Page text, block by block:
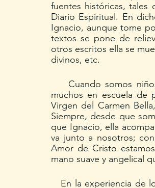
fuentes históricas, tales
Diario Espiritual. En
Ignacio, aunque tome
textos se pone de
otros escritos ella se
divinos, etc.
muchos en escuela de
Virgen del Carmen
Siempre, desde que
que Ignacio, ella
va junto a nosotros;
Amor de Cristo
mano suave y angelical